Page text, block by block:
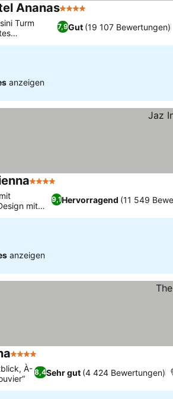
Ananas4 Sterne
7,9Gut (19 107 Bewertungen)
Turm
anzeigen
4 Sterne
9,1Hervorragend (11 549
mit
anzeigen
4 Sterne
8,4Sehr gut (4 424 Bewertungen)
À-